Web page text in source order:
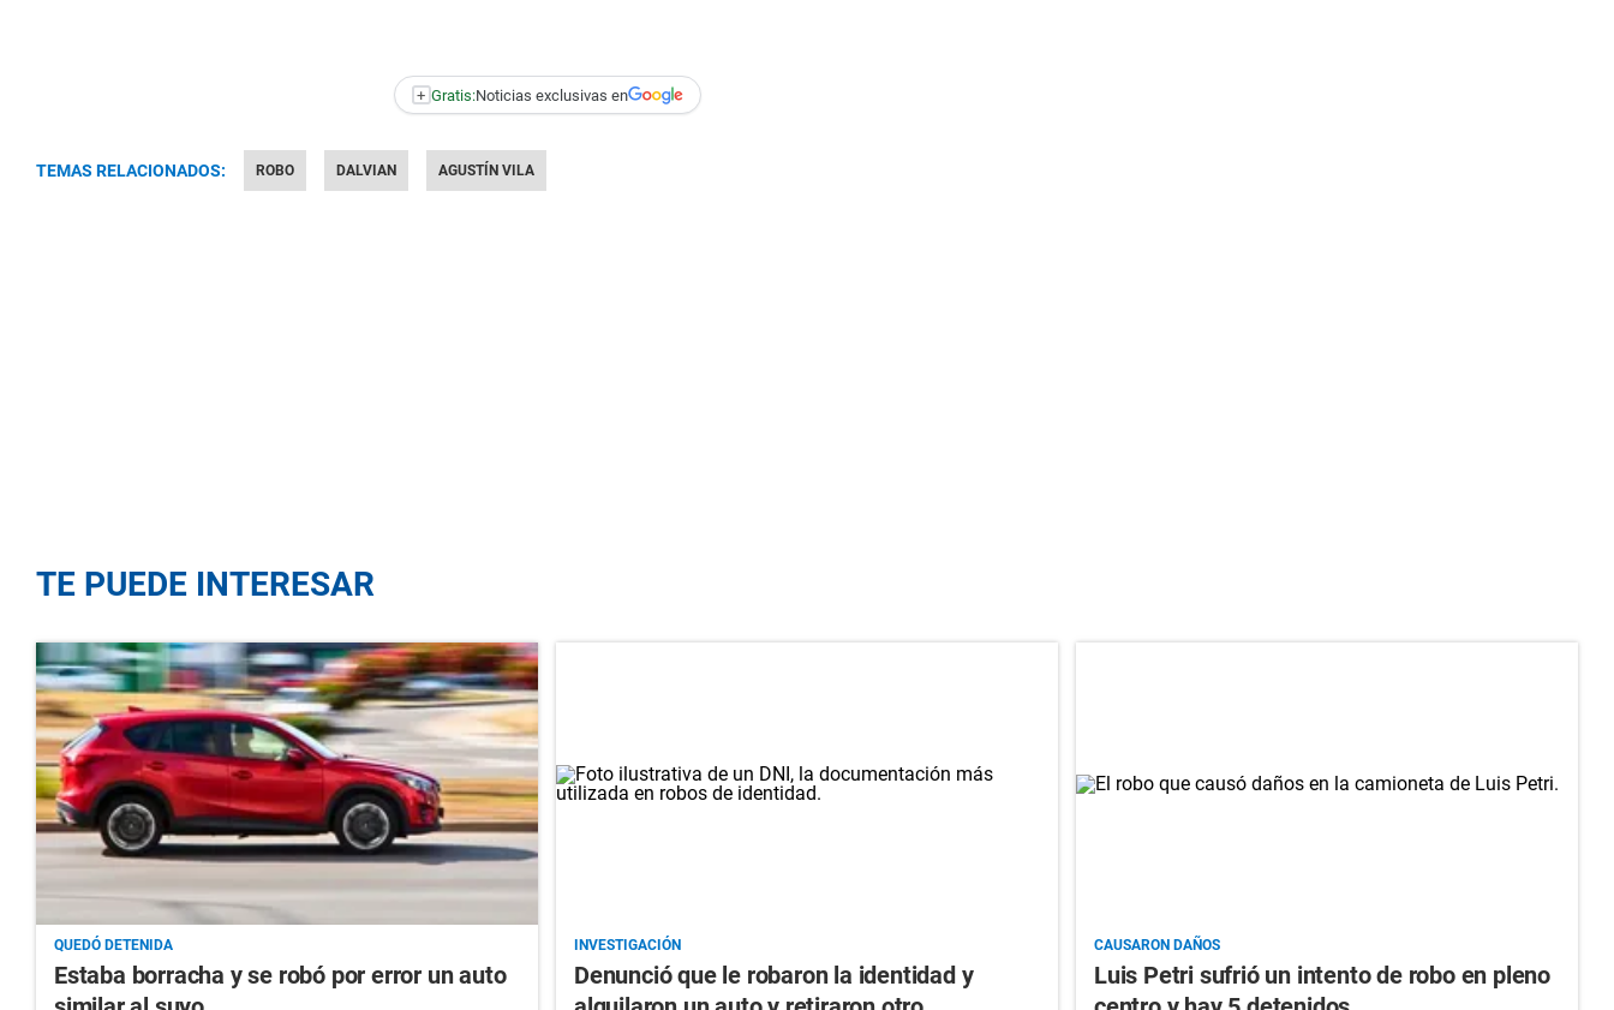
+ Gratis:Noticias exclusivas en
TEMAS RELACIONADOS: ROBO DALVIAN AGUSTÍN VILA
TE PUEDE INTERESAR
QUEDÓ DETENIDA
Estaba borracha y se robó por error un auto
INVESTIGACIÓN
Denunció que le robaron la identidad y
CAUSARON DAÑOS
Luis Petri sufrió un intento de robo en pleno